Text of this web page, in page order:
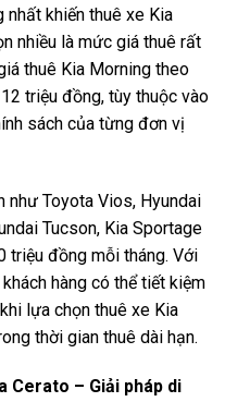
khiến thuê xe Kia
nhiều là mức giá thuê rất
thuê Kia Morning theo
triệu đồng, tùy thuộc vào
sách của từng đơn vị
như Toyota Vios, Hyundai
Tucson, Kia Sportage
triệu đồng mỗi tháng. Với
hàng có thể tiết kiệm
lựa chọn thuê xe Kia
thời gian thuê dài hạn.
Cerato – Giải pháp di